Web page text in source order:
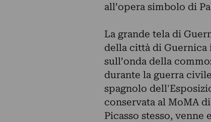
all’opera simbolo di
La grande tela di
della città di Guernica
sull’onda della
durante la guerra
spagnolo
conservata al MoMA
Picasso stesso, venne